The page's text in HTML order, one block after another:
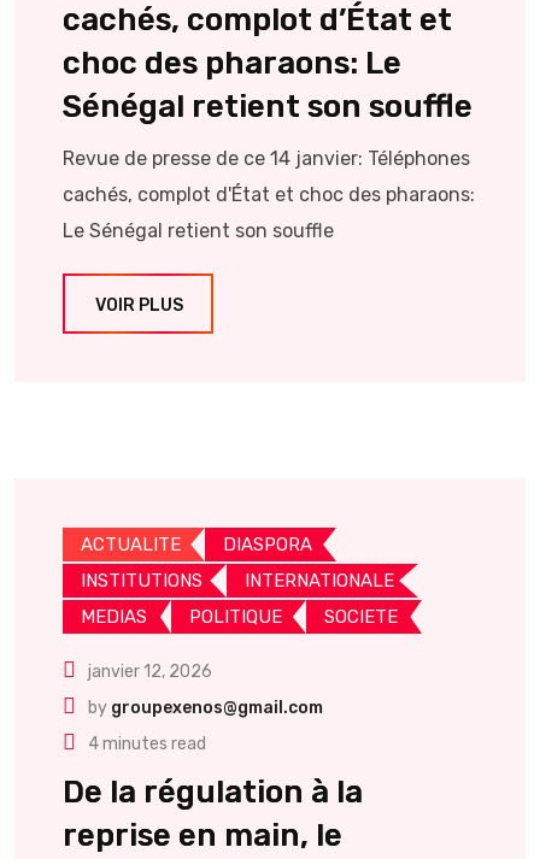
cachés, complot d’État et
choc des pharaons: Le
Sénégal retient son souffle
Revue de presse de ce 14 janvier: Téléphones
cachés, complot d'État et choc des pharaons:
Le Sénégal retient son souffle
VOIR PLUS
ACTUALITE
DIASPORA
INSTITUTIONS
INTERNATIONALE
MEDIAS
POLITIQUE SOCIETE
janvier 12, 2026
by groupexenos@gmail.com
4 minutes read
De la régulation à la
reprise en main, le